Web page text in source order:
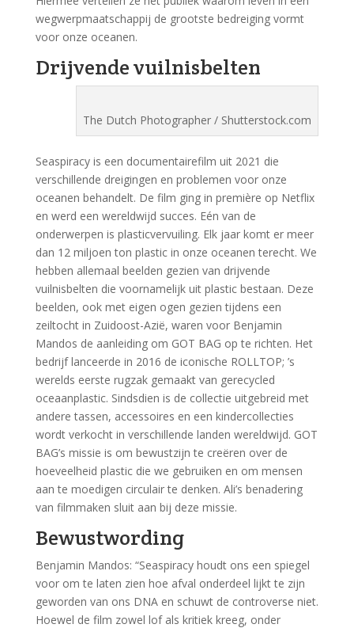
wegwerpmaatschappij de grootste bedreiging vormt
voor onze oceanen.
Drijvende vuilnisbelten
The Dutch Photographer / Shutterstock.com
Seaspiracy is een documentairefilm uit 2021 die
verschillende dreigingen en problemen voor onze
oceanen behandelt. De film ging in première op Netflix
en werd een wereldwijd succes. Eén van de
onderwerpen is plasticvervuiling. Elk jaar komt er meer
dan 12 miljoen ton plastic in onze oceanen terecht. We
hebben allemaal beelden gezien van drijvende
vuilnisbelten die voornamelijk uit plastic bestaan. Deze
beelden, ook met eigen ogen gezien tijdens een
zeiltocht in Zuidoost-Azië, waren voor Benjamin
Mandos de aanleiding om GOT BAG op te richten. Het
bedrijf lanceerde in 2016 de iconische ROLLTOP; ’s
werelds eerste rugzak gemaakt van gerecycled
oceaanplastic. Sindsdien is de collectie uitgebreid met
andere tassen, accessoires en een kindercollecties
wordt verkocht in verschillende landen wereldwijd. GOT
BAG’s missie is om bewustzijn te creëren over de
hoeveelheid plastic die we gebruiken en om mensen
aan te moedigen circulair te denken. Ali’s benadering
van filmmaken sluit aan bij deze missie.
Bewustwording
Benjamin Mandos: “Seaspiracy houdt ons een spiegel
voor om te laten zien hoe afval onderdeel lijkt te zijn
geworden van ons DNA en schuwt de controverse niet.
Hoewel de film zowel lof als kritiek kreeg, onder